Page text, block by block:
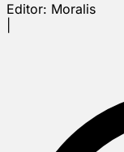
Editor: Moralis